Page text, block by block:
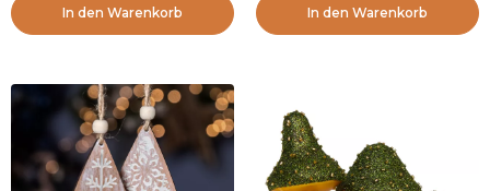
In den Warenkorb In den Warenkorb